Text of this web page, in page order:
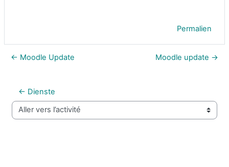
Permalien
← Moodle Update Moodle update →
← Dienste
Aller vers l’activité